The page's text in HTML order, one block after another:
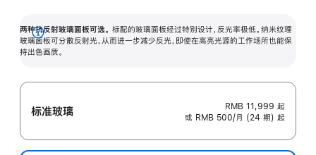
两种抗反射玻璃面板可选。 标配的玻璃面板经过特别设计，反光率极低。纳米纹理
玻璃面板可分散反射光，从而进一步减少反光，即使在高亮光源的工作场所也能保
持出色画质。
展
开
标准玻璃 RMB 11,999 起
或 RMB 500/月 (24 期) 起